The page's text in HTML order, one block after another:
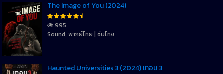
The Image of You (2024)
995
Sound: พากย์ไทย | ซับไทย
Haunted Universities 3 (2024) เทอม 3